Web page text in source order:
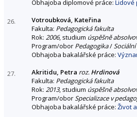
Obhajoba diplomové práce: Lidové
26.
Votroubková, Kateřina
Fakulta: Pedagogická fakulta
Rok: 2006, studium úspěšně
Program/obor Pedagogika/
Obhajoba bakalářské práce:
27. Akritidu, Petra roz. Hrdinová
Fakulta: Pedagogická fakulta
Rok: 2013, studium úspěšně
Program/oborSpecializace v
Obhajoba bakalářské práce: Život